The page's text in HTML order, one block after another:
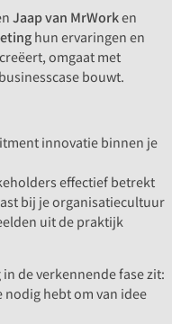
Jaap van MrWorken
hun ervaringen en
omgaat met
bouwt.
innovatie binnen je
effectief betrekt
bij je organisatiecultuur
uit de praktijk
de verkennende fase zit:
hebt om van idee